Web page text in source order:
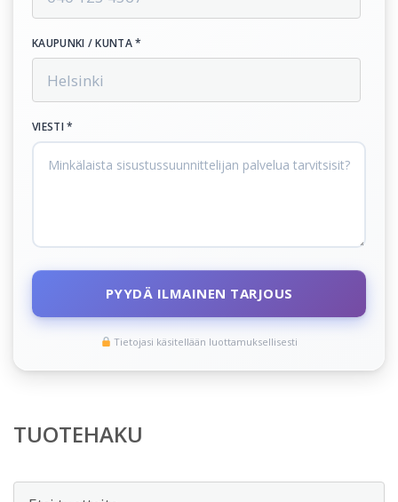
KAUPUNKI / KUNTA *
VIESTI *
PYYDÄ ILMAINEN TARJOUS
Tietojasi käsitellään luottamuksellisesti
TUOTEHAKU